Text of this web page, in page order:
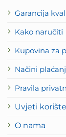
Garancija
Kako naručiti
Kupovina za
Načini
Pravila
Uvjeti
O nama